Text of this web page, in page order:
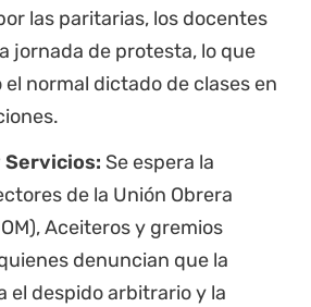
las paritarias, los docentes
jornada de protesta, lo que
el normal dictado de clases en
Se espera la
de la Unión Obrera
Aceiteros y gremios
denuncian que la
el despido arbitrario y la